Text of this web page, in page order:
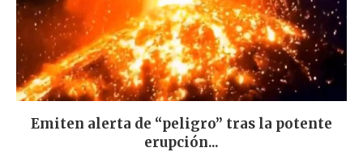
Emiten alerta de “peligro” tras la potente
erupción...